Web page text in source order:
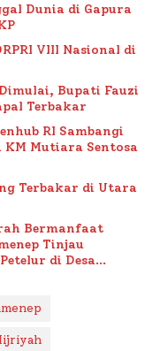
Dunia di Gapura
VIII Nasional di
Bupati Fauzi
Terbakar
RI Sambangi
KM Mutiara Sentosa
Terbakar di Utara
Bermanfaat
Tinjau
di Desa